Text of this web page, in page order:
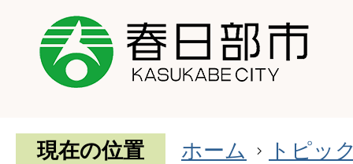
現在の位置 ホーム トピッ